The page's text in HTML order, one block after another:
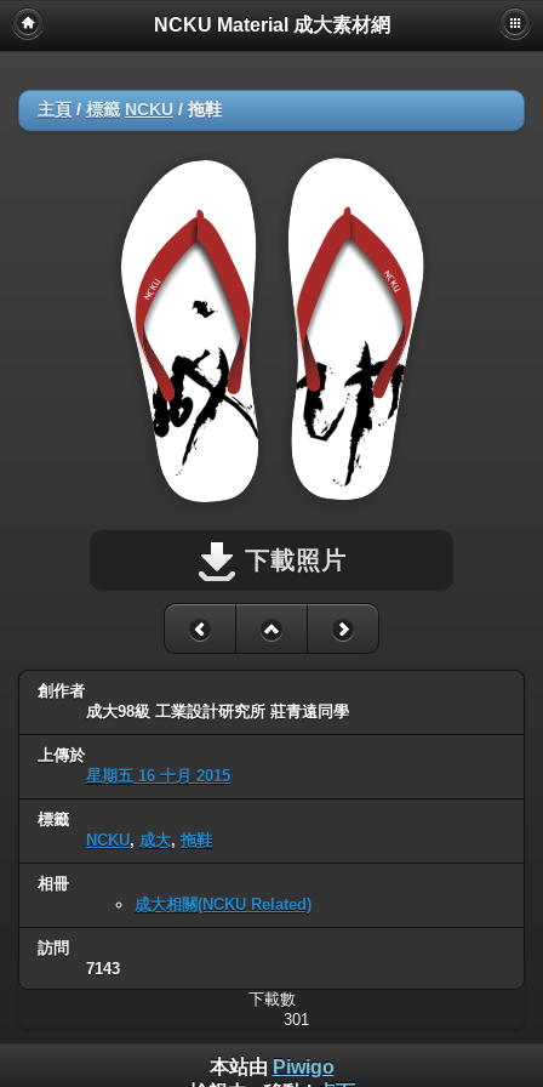
NCKU Material 成大素材網
主頁 / 標籤 NCKU / 拖鞋
下載照片
創作者
成大98級 工業設計研究所 莊青遠同學
上傳於
星期五 16 十月 2015
標籤
NCKU, 成大, 拖鞋
相冊
成大相關(NCKU Related)
訪問
7143
下載數
301
本站由 Piwigo